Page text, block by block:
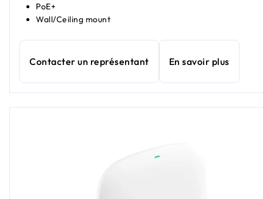
PoE+
Wall/Ceiling mount
Contacter un représentant En savoir plus